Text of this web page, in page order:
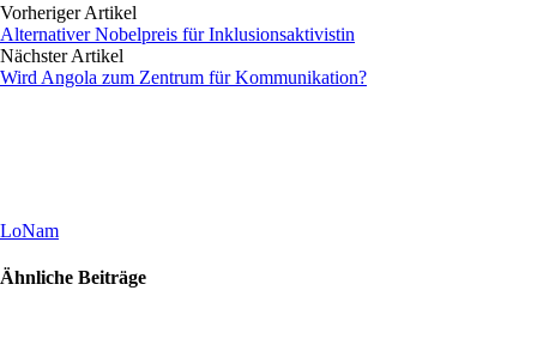
Vorheriger Artikel
Alternativer Nobelpreis für Inklusionsaktivistin
Nächster Artikel
Wird Angola zum Zentrum für Kommunikation?
LoNam
Ähnliche Beiträge